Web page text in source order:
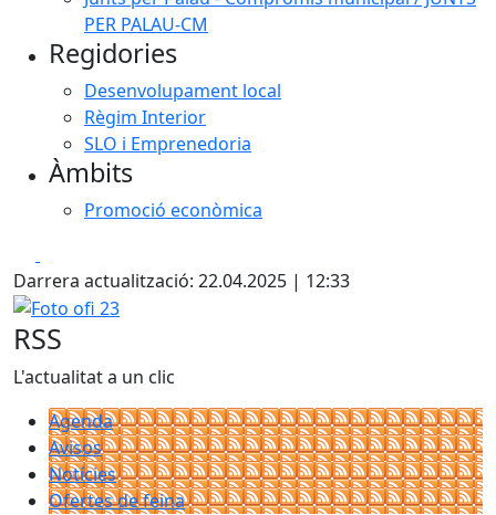
PER PALAU-CM
Regidories
Desenvolupament local
Règim Interior
SLO i Emprenedoria
Àmbits
Promoció econòmica
Darrera actualització: 22.04.2025 | 12:33
Foto ofi 23
RSS
L'actualitat a un clic
Agenda
Avisos
Notícies
Ofertes de feina